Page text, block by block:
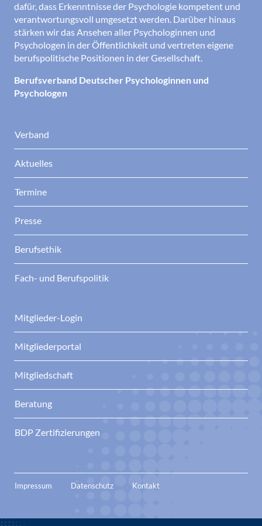
dafür, dass Erkenntnisse der Psychologie kompetent und
verantwortungsvoll umgesetzt werden. Darüber hinaus
stärken wir das Ansehen aller Psychologinnen und
Psychologen in der Öffentlichkeit und vertreten eigene
berufspolitische Positionen in der Gesellschaft.
Berufsverband Deutscher Psychologinnen und
Psychologen
Verband
Aktuelles
Termine
Presse
Berufsethik
Fach- und Berufspolitik
Mitglieder-Login
Mitgliederportal
Mitgliedschaft
Beratung
BDP Zertifizierungen
Impressum Datenschutz Kontakt